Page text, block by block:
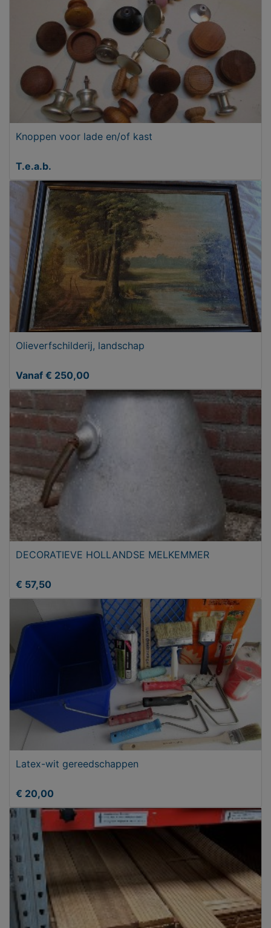
Knoppen voor lade en/of kast
T.e.a.b.
Olieverfschilderij, landschap
Vanaf € 250,00
DECORATIEVE HOLLANDSE MELKEMMER
€ 57,50
Latex-wit gereedschappen
€ 20,00